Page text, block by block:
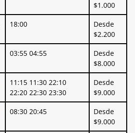
$1.000
18:00
Desde
$2.200
03:55 04:55
Desde
$8.000
11:15 11:30 22:10
22:20 22:30 23:30
Desde
$9.000
08:30 20:45
Desde
$9.000